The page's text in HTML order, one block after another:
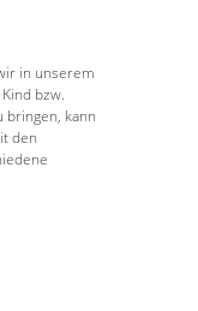
in unserem
bzw.
bringen, kann
den